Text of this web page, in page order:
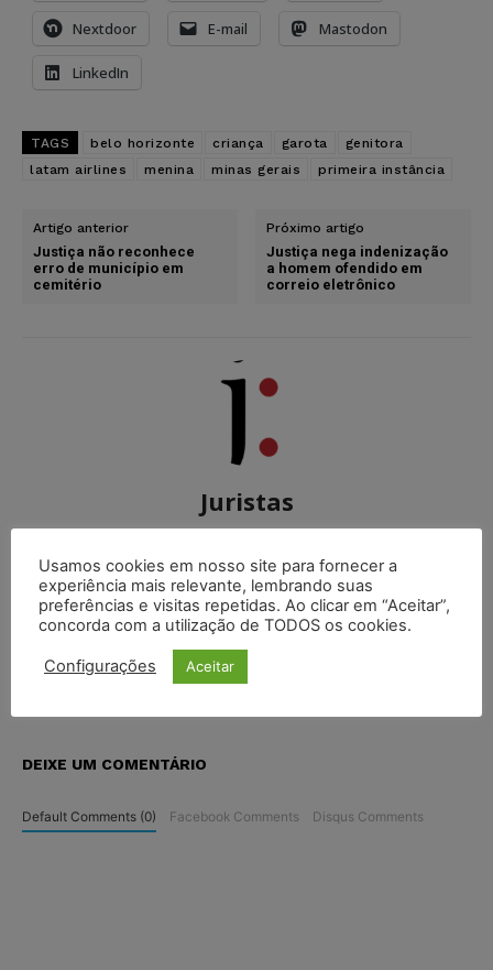
Nextdoor E-mail Mastodon
LinkedIn
TAGS belo horizonte criança garota
genitora
latam airlines
menina minas gerais primeira instância
Artigo anterior
Justiça não reconhece
erro de município em
cemitério
Próximo artigo
Justiça nega indenização
a homem ofendido em
correio eletrônico
Juristas
O Portal Juristas nasceu com o objetivo de integrar
uma comunidade jurídica onde os internautas possam
compartilhar suas informações, ideias e delegar cada
vez mais seu aprendizado em nosso Portal.
DEIXE UM COMENTÁRIO
Default Comments (0) Facebook Comments Disqus Comments
Usamos cookies em nosso site para fornecer a
experiência mais relevante, lembrando suas
preferências e visitas repetidas. Ao clicar em “Aceitar”,
concorda com a utilização de TODOS os cookies.
Configurações Aceitar